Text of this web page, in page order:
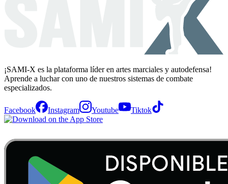
¡SAMI-X es la plataforma líder en artes marciales y autodefensa!
Aprende a luchar con uno de nuestros sistemas de combate
especializados.
Facebook Instagram Youtube Tiktok